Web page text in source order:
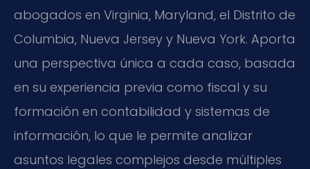
abogados en Virginia, Maryland, el Distrito de
Columbia, Nueva Jersey y Nueva York. Aporta
una perspectiva única a cada caso, basada
en su experiencia previa como fiscal y su
formación en contabilidad y sistemas de
información, lo que le permite analizar
asuntos legales complejos desde múltiples